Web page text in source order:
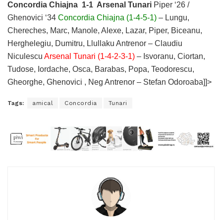
Concordia Chiajna 1-1 Arsenal Tunari Piper ‘26 /
Ghenovici ‘34 Concordia Chiajna (1-4-5-1) – Lungu,
Chereches, Marc, Manole, Alexe, Lazar, Piper, Biceanu,
Herghelegiu, Dumitru, Llullaku Antrenor – Claudiu
Niculescu Arsenal Tunari (1-4-2-3-1) – Isvoranu, Ciortan,
Tudose, Iordache, Osca, Barabas, Popa, Teodorescu,
Gheorghe, Ghenovici , Neg Antrenor – Stefan Odoroaba]]>
Tags: amical Concordia Tunari